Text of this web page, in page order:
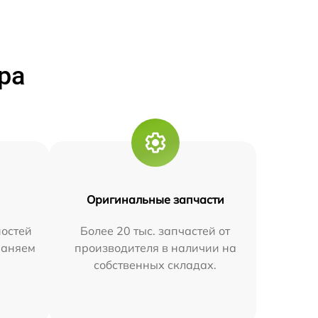
Оригинальные запчасти
Более 20 тыс. запчастей от
производителя в наличии на
собственных складах.